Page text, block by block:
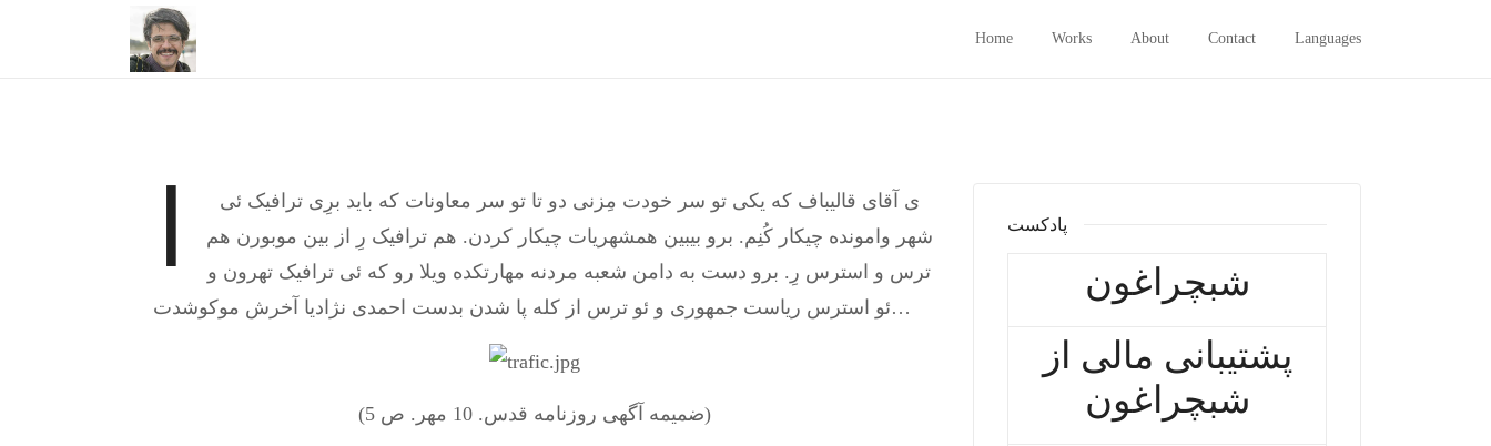
Home Works About Contact Languages
ی آقای قالیباف که یکی تو سر خودت مِزنی دو تا تو سر معاونات که باید برِی ترافیک ئی
شهر وامونده چیکار کُنِم. برو بیبین همشهریات چیکار کردن. هم ترافیک رِ از بین موبورن هم
ترس و استرس رِ. برو دست به دامن شعبه مردنه مهارتکده ویلا رو که ئی ترافیک تهرون و
ئو استرس ریاست جمهوری و ئو ترس از کله پا شدن بدست احمدی نژادیا آخرش موکوشدت…
(ضمیمه آگهی روزنامه قدس. 10 مهر. ص 5)
پادکست
شبچراغون
پشتیبانی مالی از
شبچراغون